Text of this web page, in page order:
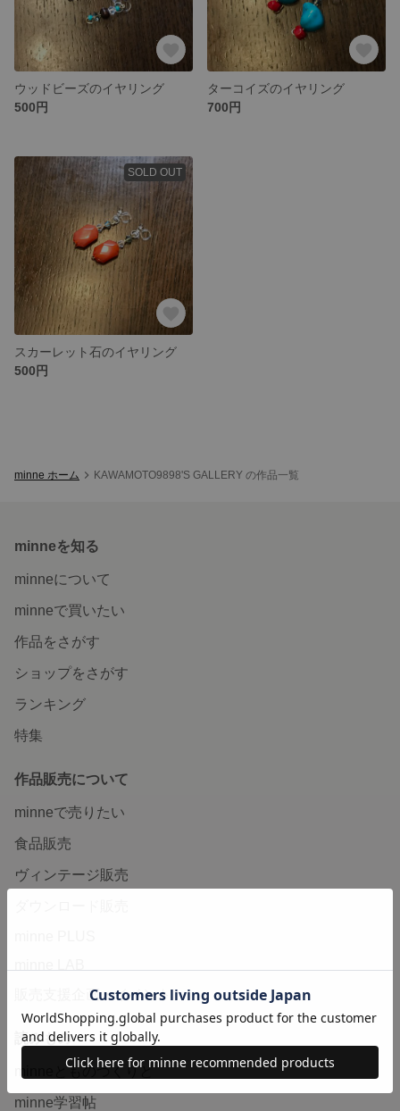
ウッドビーズのイヤリング
500円
ターコイズのイヤリング
700円
SOLD OUT
スカーレット石のイヤリング
500円
minne ホーム KAWAMOTO9898'S GALLERY の作品一覧
minneを知る
minneについて
minneで買いたい
作品をさがす
ショップをさがす
ランキング
特集
作品販売について
minneで売りたい
食品販売
ヴィンテージ販売
販売支援企画・イベント
読みもの
minneとものづくりと
minne学習帖